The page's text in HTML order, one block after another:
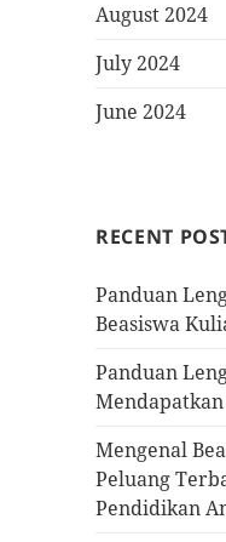
August 2024
July 2024
June 2024
RECENT
Panduan
Beasiswa
Panduan
Mendapatkan
Mengenal
Peluang
Pendidikan